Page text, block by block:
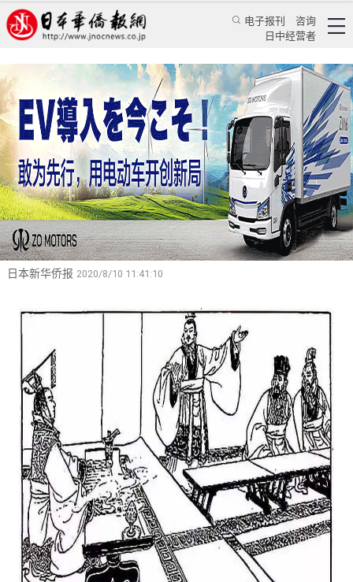
电子报刊
咨询
日中经营者
蒋谈廿四史（96）：改革应是“大合唱”而非“独
角戏”
——读《史记》卷四十四《魏世家》随笔
蒋丰 特辑 蒋谈历史
日本新华侨报 2020/8/10 11:41:10